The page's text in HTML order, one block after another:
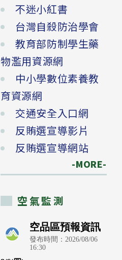
不迷小紅書
台灣自殺防治學會
教育部防制學生藥
物濫用資源網
中小學數位素養教
育資源網
交通安全入口網
反賄選宣導影片
反賄選宣導網站
-MORE-
空氣監測